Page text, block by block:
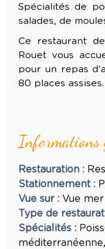
Spécialités de
salades, de
Ce restaurant
Rouet vous
pour un repas
80 places assises.
Informations
Restauration :
Stationnement :
Vue sur : Vue mer
Type de
Spécialités :
méditerranéenne